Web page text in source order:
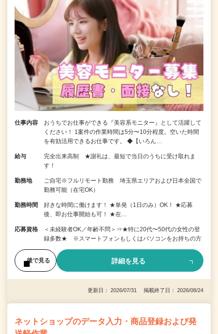
仕事内容
おうちでお仕事ができる『美容系モニター』として活躍して
ください！ 1案件の作業時間は5分〜10分程度。空いた時間
を有効活用できるお仕事です。 ◆【いろん…
給与
完全出来高制 ★謝礼は、最短で当日のうちに受け取れま
す！
勤務地
ご自宅※フルリモート勤務 埼玉県エリアおよび日本全国で
勤務可能（在宅OK）
勤務時間
好きな時間に働けます！ ★単発（1日のみ）OK！ ★応募
後、即お仕事開始も可！ ★在…
応募資格
＜未経験者OK／年齢不問＞⇒★特に20代〜50代の女性の登
録多数★ ※スマートフォンもしくはパソコンをお持ちの方
後で見る 詳細を見る
更新日： 2026/07/31 掲載終了日： 2026/08/24
ネットショップのデータ入力・商品登録および発